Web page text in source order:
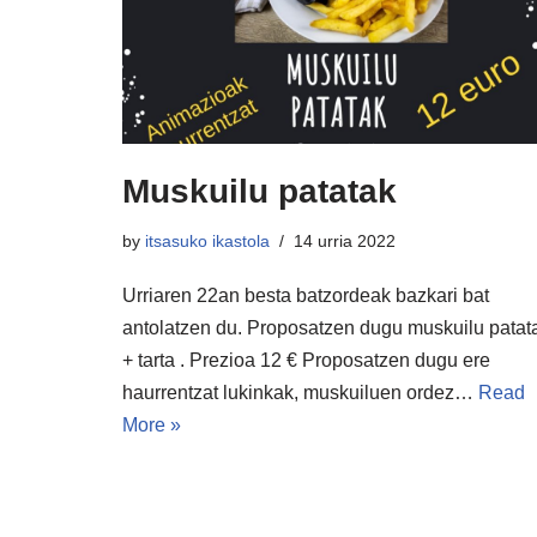
Muskuilu patatak
by itsasuko ikastola 14 urria 2022
Urriaren 22an besta batzordeak bazkari bat
antolatzen du. Proposatzen dugu muskuilu
+ tarta . Prezioa 12 € Proposatzen dugu ere
haurrentzat lukinkak, muskuiluen ordez… Read
More »